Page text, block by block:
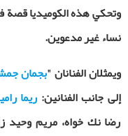
نساء غير مدعوين.
ويمثلان الفنانان "بجمان
إلى جانب الفنانين: ريما
رضا نك خواه، مريم وحيد